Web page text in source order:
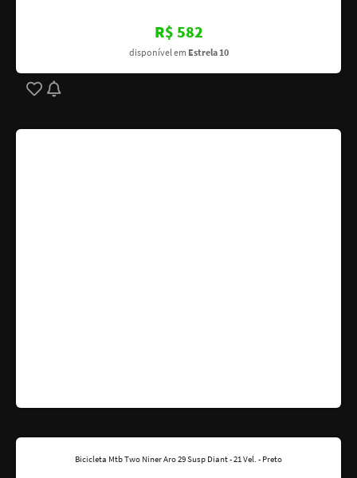
R$ 582
disponível em Estrela 10
Bicicleta Mtb Two Niner Aro 29 Susp Diant - 21 Vel. - Preto